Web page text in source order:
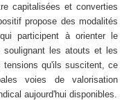
capitalisées et converties
propose des modalités
participent à orienter le
soulignant les atouts et les
tensions qu'ils suscitent, ce
voies de valorisation
aujourd'hui disponibles.